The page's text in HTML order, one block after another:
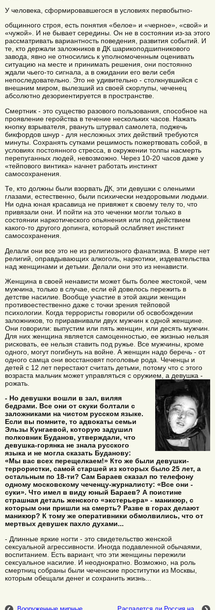
У человека, сформировавшегося в условиях первобытно-
общинного строя, есть понятия «белое» и «черное», «свой» и
«чужой». И не бывает середины. Он не в состоянии из-за этого
рассматривать вариантность поведения, развития событий. И
те, кто держали заложников в ДК шарикоподшипникового
завода, явно не относились к уполномоченным оценивать
ситуацию на месте и принимать решения, они постоянно
ждали чьего-то сигнала, а в ожидании его вели себя
непоследовательно. Это не удивительно - столкнувшийся с
внешним миром, вылезший из своей скорлупы, чеченец
абсолютно дезориентируется в пространстве.
Смертник - это существо разового пользования, способное на
проявление геройства в течение нескольких часов. Нажать
кнопку взрывателя, рвануть штурвал самолета, поджечь
бикфордов шнур - для несложных этих действий требуются
минуты. Сохранять сутками решимость пожертвовать собой, в
условиях постоянного стресса, в окружении толпы насмерть
перепуганных людей, невозможно. Через 10-20 часов даже у
«тейпового винтика» начнет работать инстинкт
самосохранения.
Те, кто должны были взорвать ДК, эти девушки с оленьими
глазами, естественно, были психически нездоровыми людьми.
Ни одна юная красавица не привяжет к своему телу то, что
привязали они. И пойти на это чеченки могли только в
состоянии наркотического опьянения или под действием
какого-то другого допинга, который ослабляет инстинкт
самосохранения.
Делали они все это не из религиозного фанатизма. В мире нет
религий, оправдывающих алкоголь, наркотики, издевательства
над женщинами и детьми. Делали они это из ненависти.
Женщина в своей ненависти может быть более жестокой, чем
мужчина, только в случае, если ей довелось пережить в
детстве насилие. Вообще участие в этой акции женщин
противоестественно даже с точки зрения тейповой
психологии. Когда террористы говорили об освобождении
заложников, то приравнивали двух мужчин к одной женщине.
Они говорили: выпустим или пять женщин, или десять мужчин.
Для них женщина является самоценностью, ее жизнью нельзя
рисковать, ее нельзя ставить под ружье. Все мужчины, кроме
одного, могут погибнуть на войне. А женщин надо беречь - от
одного самца они восстановят поголовье рода. Чеченцы и
детей с 12 лет перестают считать детьми, потому что с этого
возраста мальчик может управляться с оружием, а девушка -
рожать.
- Но девушки вошли в зал, виляя
бедрами. Все они от скуки болтали с
заложниками на чистом русском языке.
Если вы помните, то адвокаты семьи
Эльзы Кунгаевой, которую задушил
полковник Буданов, утверждали, что
девушка-горянка не знала русского
языка и не могла сказать Буданову:
«Мы вас всех перещелкаем!» Кто же были девушки-
террористки, самой старшей из которых было 25 лет, а
остальным по 18-ти? Сам Бараев сказал по телефону
одному московскому чеченцу-журналисту: «Все они -
суки». Что имел в виду юный Бараев? А поистине
страшная деталь женского «экстерьера» - маникюр, с
которым они пришли на смерть? Разве в горах делают
маникюр? К тому же оперативники обмолвились, что от
мертвых девушек пахло духами...
- Длинные яркие ногти - это свидетельство женской
сексуальной агрессивности. Иногда подавленной обычаями,
воспитанием. Есть вариант, что эти женщины пережили
сексуальное насилие. И неоднократно. Возможно, на роль
смертниц собраны были чеченские проститутки из Москвы,
которым обещали денег и сохранить жизнь...